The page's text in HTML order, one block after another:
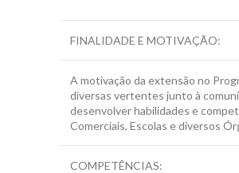
FINALIDADE E MOTIVAÇÃO:
A motivação da extensão no
diversas vertentes junto à
desenvolver habilidades e
Comerciais, Escolas e diversos
COMPETÊNCIAS: